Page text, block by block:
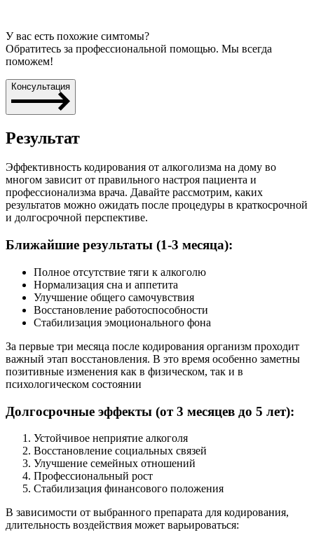
У вас есть похожие симтомы?
Обратитесь за профессиональной помощью. Мы всегда
поможем!
Консультация
Результат
Эффективность кодирования от алкоголизма на дому во
многом зависит от правильного настроя пациента и
профессионализма врача. Давайте рассмотрим, каких
результатов можно ожидать после процедуры в краткосрочной
и долгосрочной перспективе.
Ближайшие результаты (1-3 месяца):
Полное отсутствие тяги к алкоголю
Нормализация сна и аппетита
Улучшение общего самочувствия
Восстановление работоспособности
Стабилизация эмоционального фона
За первые три месяца после кодирования организм проходит
важный этап восстановления. В это время особенно заметны
позитивные изменения как в физическом, так и в
психологическом состоянии
Долгосрочные эффекты (от 3 месяцев до 5 лет):
Устойчивое неприятие алкоголя
Восстановление социальных связей
Улучшение семейных отношений
Профессиональный рост
Стабилизация финансового положения
В зависимости от выбранного препарата для кодирования,
длительность воздействия может варьироваться: